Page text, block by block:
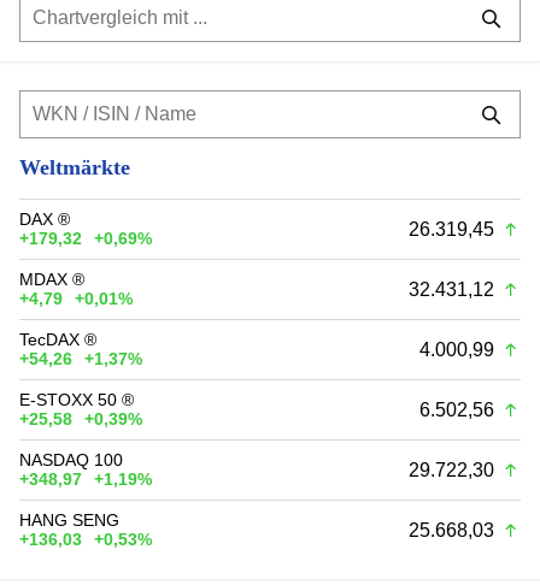
Weltmärkte
DAX ®
+179,32
+0,69% 26.319,45
MDAX ®
+4,79
+0,01% 32.431,12
TecDAX ®
+54,26
+1,37% 4.000,99
E-STOXX 50 ®
+25,58
+0,39% 6.502,56
NASDAQ 100
+348,97
+1,19% 29.722,30
HANG SENG
+136,03
+0,53% 25.668,03